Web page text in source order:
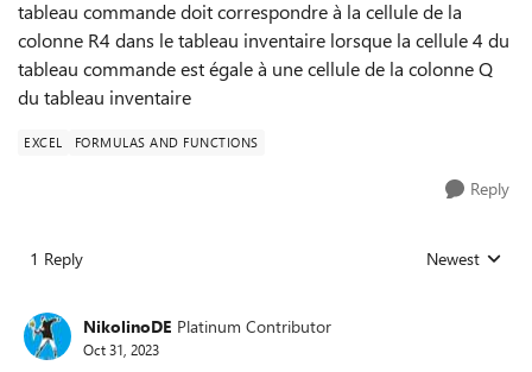
tableau commande doit correspondre à la cellule de la
colonne R4 dans le tableau inventaire lorsque la cellule 4 du
tableau commande est égale à une cellule de la colonne Q
du tableau inventaire
EXCEL FORMULAS AND FUNCTIONS
Reply
1 Reply Replies sorted
Newest
NikolinoDE Platinum Contributor
Oct 31, 2023